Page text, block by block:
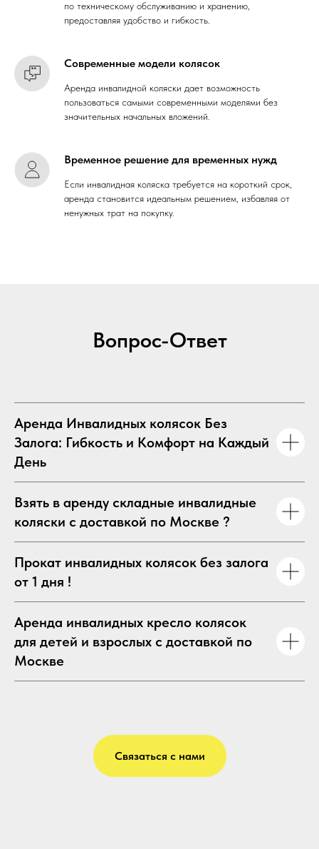
по техническому обслуживанию и хранению,
предоставляя удобство и гибкость.
Современные модели колясок
Аренда инвалидной коляски дает возможность
пользоваться самыми современными моделями без
значительных начальных вложений.
Временное решение для временных нужд
Если инвалидная коляска требуется на короткий срок,
аренда становится идеальным решением, избавляя от
ненужных трат на покупку.
Вопрос-Ответ
Аренда Инвалидных колясок Без
Залога: Гибкость и Комфорт на Каждый
День
Взять в аренду складные инвалидные
коляски с доставкой по Москве ?
Прокат инвалидных колясок без залога
от 1 дня !
Аренда инвалидных кресло колясок
для детей и взрослых с доставкой по
Москве
Связаться с нами